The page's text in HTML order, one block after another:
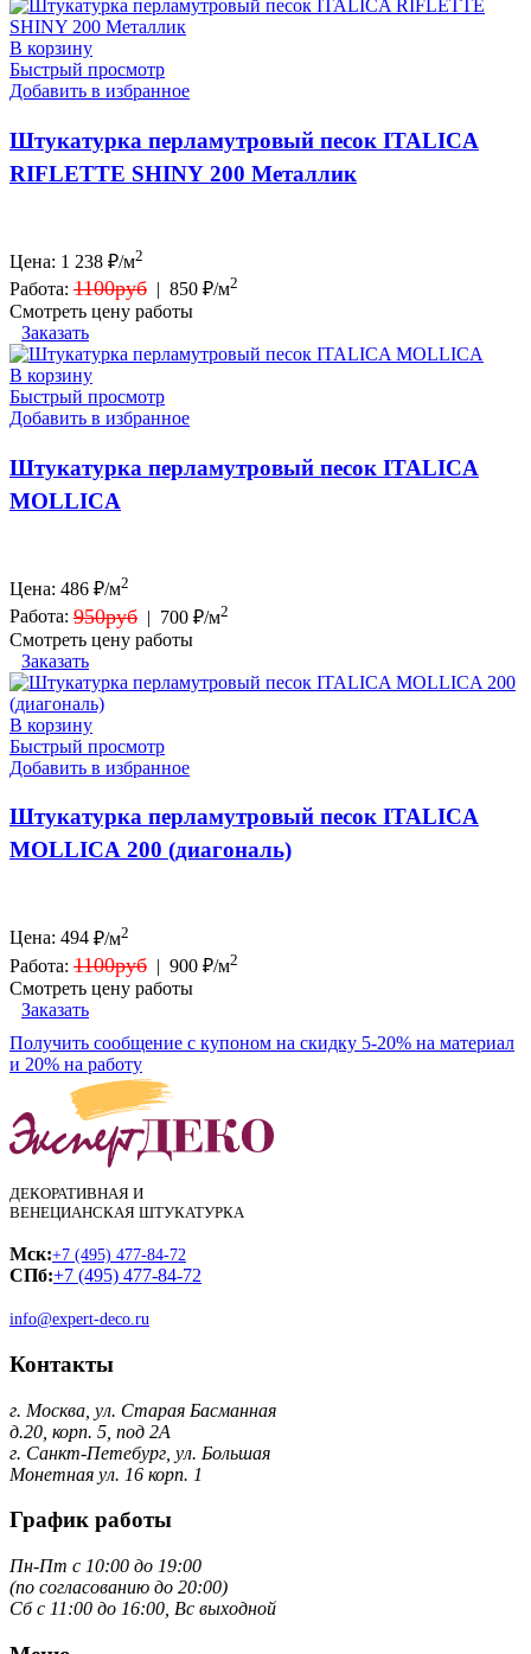
В корзину
Быстрый просмотр
Добавить в избранное
Штукатурка перламутровый песок ITALICA
RIFLETTE SHINY 200 Металлик
Цена: 1 238 ₽/м2
Работа: 1100руб | 850 ₽/м2
Смотреть цену работы
Заказать
В корзину
Быстрый просмотр
Добавить в избранное
Штукатурка перламутровый песок ITALICA
MOLLICA
Цена: 486 ₽/м2
Работа: 950руб | 700 ₽/м2
Смотреть цену работы
Заказать
В корзину
Быстрый просмотр
Добавить в избранное
Штукатурка перламутровый песок ITALICA
MOLLICA 200 (диагональ)
Цена: 494 ₽/м2
Работа: 1100руб | 900 ₽/м2
Смотреть цену работы
Заказать
Получить сообщение с купоном на скидку 5-20% на материал
и 20% на работу
ДЕКОРАТИВНАЯ И
ВЕНЕЦИАНСКАЯ ШТУКАТУРКА
Мск:+7 (495) 477-84-72
СПб:+7 (495) 477-84-72
info@expert-deco.ru
Контакты
г. Москва, ул. Старая Басманная
д.20, корп. 5, под 2А
г. Санкт-Петебург, ул. Большая
Монетная ул. 16 корп. 1
График работы
Пн-Пт с 10:00 до 19:00
(по согласованию до 20:00)
Сб с 11:00 до 16:00, Вс выходной